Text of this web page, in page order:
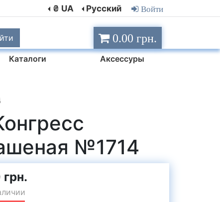
₴ UA Русский Войти
0.00 грн.
Каталоги Аксессуры
№1714